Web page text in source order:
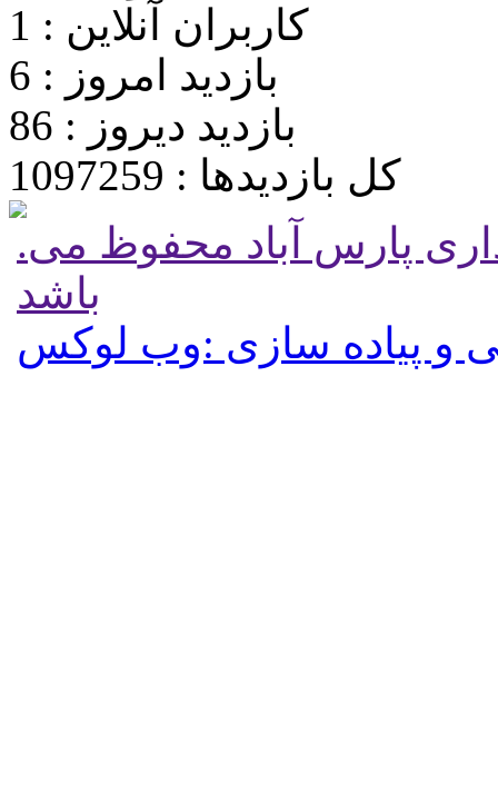
کاربران آنلاین : 1
بازدید امروز : 6
بازدید دیروز : 86
کل بازدیدها : 1097259
.تمامی حقوق برای پایگاه شهرداری پارس آباد محفوظ می
باشد
و پیاده سازی :وب لوکس